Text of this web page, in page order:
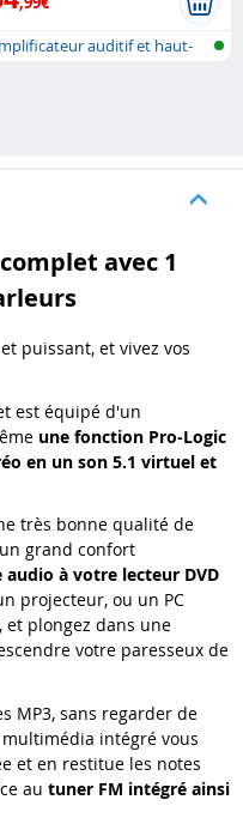
auditif et haut-
avec 1
puissant, et vivez vos
est équipé d'un
une fonction Pro-Logic
en un son 5.1 virtuel et
très bonne qualité de
grand confort
audio à votre lecteur DVD
projecteur, ou un PC
plongez dans une
votre paresseux de
MP3, sans regarder de
intégré vous
et en restitue les notes
au tuner FM intégré ainsi